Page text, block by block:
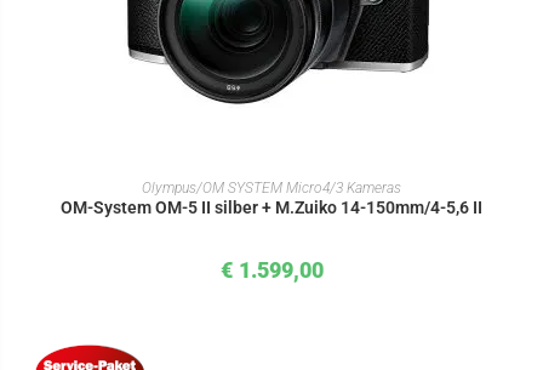
IN DEN WARENKORB
Olympus/OM SYSTEM Micro4/3 Kameras
OM-System OM-5 II silber + M.Zuiko 14-150mm/4-5,6 II
€ 1.599,00